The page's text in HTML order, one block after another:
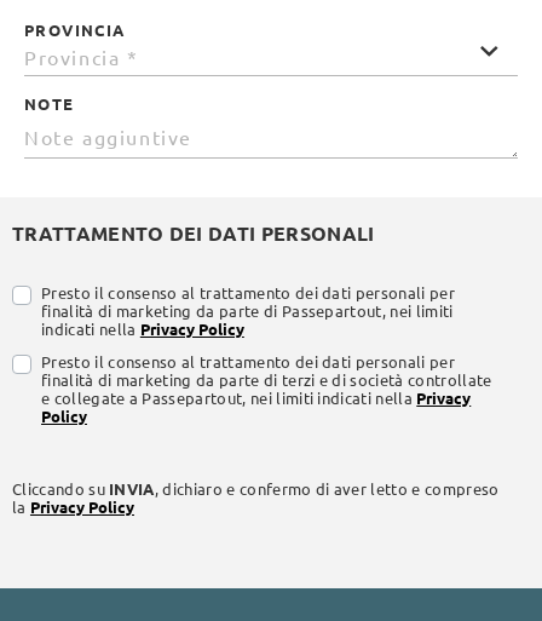
PROVINCIA
NOTE
TRATTAMENTO DEI DATI PERSONALI
Presto il consenso al trattamento dei dati personali per
finalità di marketing da parte di Passepartout, nei limiti
indicati nella Privacy Policy
Presto il consenso al trattamento dei dati personali per
finalità di marketing da parte di terzi e di società controllate
e collegate a Passepartout, nei limiti indicati nella Privacy
Policy
Cliccando su INVIA, dichiaro e confermo di aver letto e compreso
la Privacy Policy